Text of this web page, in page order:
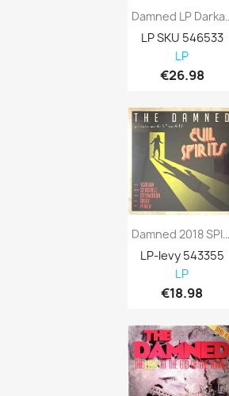
Damned
LP SKU 546533
LP
€26.98
Damned 2018 SPINE734043 Evil Spirits LP
LP-levy 543355
LP
€18.98